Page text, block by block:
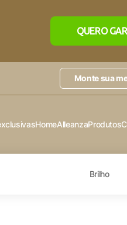
QUERO
Monte sua
HomeAlleanzaProdutos
Brilho